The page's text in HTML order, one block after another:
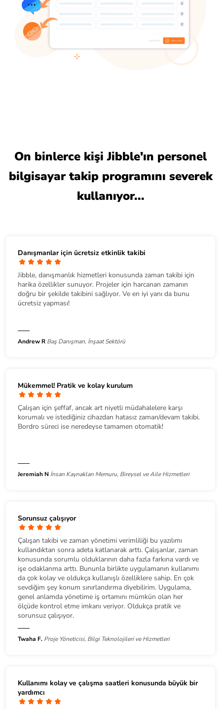
On binlerce kişi Jibble'ın personel
bilgisayar takip programını severek
kullanıyor...
Danışmanlar için ücretsiz etkinlik takibi
Jibble, danışmanlık hizmetleri konusunda zaman takibi için
harika özellikler sunuyor. Projeler için harcanan zamanın
doğru bir şekilde takibini sağlıyor. Ve en iyi yanı da bunu
ücretsiz yapması!
Andrew R Baş Danışman, İnşaat Sektörü
Mükemmel! Pratik ve kolay kurulum
Çalışan için şeffaf, ancak art niyetli müdahalelere karşı
korumalı ve istediğiniz cihazdan hatasız zaman/devam takibi.
Bordro süreci ise neredeyse tamamen otomatik!
Jeremiah N İnsan Kaynakları Memuru, Bireysel ve Aile Hizmetleri
Sorunsuz çalışıyor
Çalışan takibi ve zaman yönetimi verimliliği bu yazılımı
kullandıktan sonra adeta katlanarak arttı. Çalışanlar, zaman
konusunda sorumlu olduklarının daha fazla farkına vardı ve
işe odaklanma arttı. Bununla birlikte uygulamanın kullanımı
da çok kolay ve oldukça kullanışlı özelliklere sahip. En çok
sevdiğim şey konum sınırlandırma diyebilirim. Uygulama,
genel anlamda yönetime iş ortamını mümkün olan her
ölçüde kontrol etme imkanı veriyor. Oldukça pratik ve
sorunsuz çalışıyor.
Twaha F. Proje Yöneticisi, Bilgi Teknolojileri ve Hizmetleri
Kullanımı kolay ve çalışma saatleri konusunda büyük bir
yardımcı